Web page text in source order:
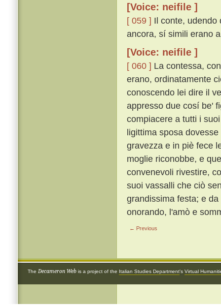
[Voice: neifile ]
[ 059 ] Il conte, udendo
ancora, sí simili erano
[Voice: neifile ]
[ 060 ] La contessa,
erano, ordinatamente
conoscendo lei dire il
appresso due cosí be'
compiacere a tutti i
ligittima sposa
gravezza e in piè fece
moglie riconobbe, e
convenevoli rivestire,
suoi vassalli che ciò
grandissima festa; e
onorando, l'amò e
← Previous
The Decameron Web is a project of the Italian Studies Department's Virtual